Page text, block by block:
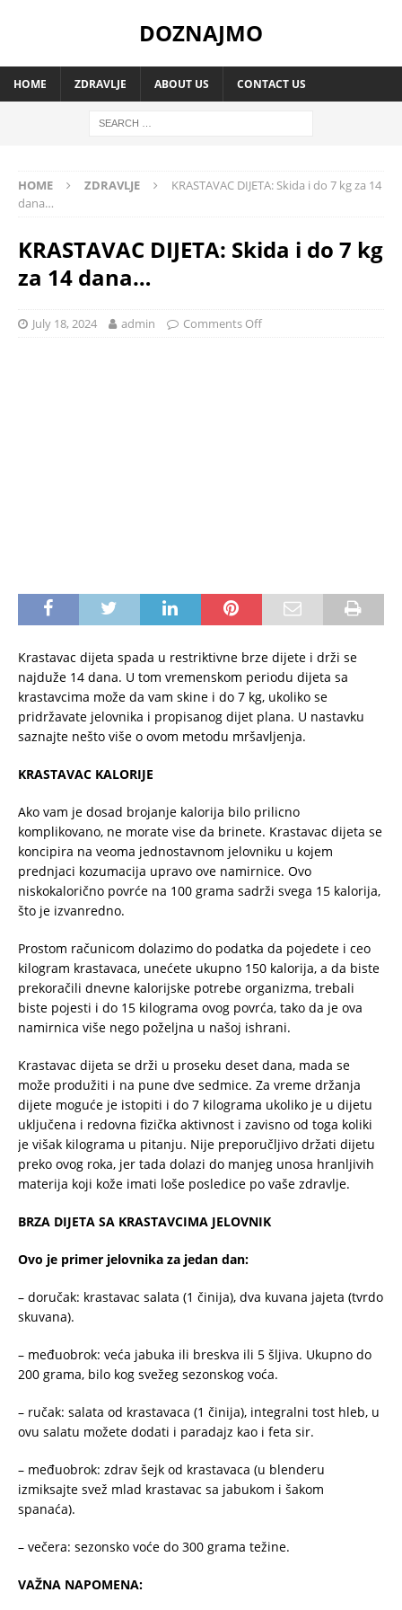
DOZNAJMO
HOME ZDRAVLJE ABOUT US CONTACT US
HOME ZDRAVLJE
KRASTAVAC DIJETA: Skida i do 7 kg za 14
dana…
KRASTAVAC DIJETA: Skida i do 7 kg
za 14 dana…
July 18, 2024 admin Comments Off
Krastavac dijeta spada u restriktivne brze dijete i drži se
najduže 14 dana. U tom vremenskom periodu dijeta sa
krastavcima može da vam skine i do 7 kg, ukoliko se
pridržavate jelovnika i propisanog dijet plana. U nastavku
saznajte nešto više o ovom metodu mršavljenja.
KRASTAVAC KALORIJE
Ako vam je dosad brojanje kalorija bilo prilicno
komplikovano, ne morate vise da brinete. Krastavac dijeta se
koncipira na veoma jednostavnom jelovniku u kojem
prednjaci kozumacija upravo ove namirnice. Ovo
niskokalorično povrće na 100 grama sadrži svega 15 kalorija,
što je izvanredno.
Prostom računicom dolazimo do podatka da pojedete i ceo
kilogram krastavaca, unećete ukupno 150 kalorija, a da biste
prekoračili dnevne kalorijske potrebe organizma, trebali
biste pojesti i do 15 kilograma ovog povrća, tako da je ova
namirnica više nego poželjna u našoj ishrani.
Krastavac dijeta se drži u proseku deset dana, mada se
može produžiti i na pune dve sedmice. Za vreme držanja
dijete moguće je istopiti i do 7 kilograma ukoliko je u dijetu
uključena i redovna fizička aktivnost i zavisno od toga koliki
je višak kilograma u pitanju. Nije preporučljivo držati dijetu
preko ovog roka, jer tada dolazi do manjeg unosa hranljivih
materija koji kože imati loše posledice po vaše zdravlje.
BRZA DIJETA SA KRASTAVCIMA JELOVNIK
Ovo je primer jelovnika za jedan dan:
– doručak: krastavac salata (1 činija), dva kuvana jajeta (tvrdo
skuvana).
– međuobrok: veća jabuka ili breskva ili 5 šljiva. Ukupno do
200 grama, bilo kog svežeg sezonskog voća.
– ručak: salata od krastavaca (1 činija), integralni tost hleb, u
ovu salatu možete dodati i paradajz kao i feta sir.
– međuobrok: zdrav šejk od krastavaca (u blenderu
izmiksajte svež mlad krastavac sa jabukom i šakom
spanaća).
– večera: sezonsko voće do 300 grama težine.
VAŽNA NAPOMENA: